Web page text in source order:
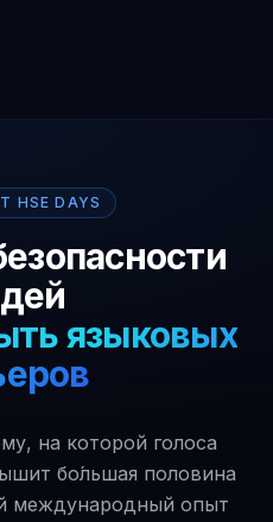
DAYS
языковых
на которой голоса
бо́льшая половина
международный опыт